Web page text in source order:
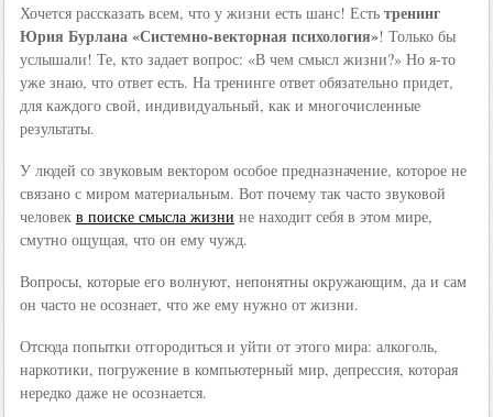
Хочется рассказать всем, что у жизни есть шанс! Есть тренинг
Юрия Бурлана «Системно-векторная психология»! Только бы
услышали! Те, кто задает вопрос: «В чем смысл жизни?» Но я-то
уже знаю, что ответ есть. На тренинге ответ обязательно придет,
для каждого свой, индивидуальный, как и многочисленные
результаты.
У людей со звуковым вектором особое предназначение, которое не
связано с миром материальным. Вот почему так часто звуковой
человек в поиске смысла жизни не находит себя в этом мире,
смутно ощущая, что он ему чужд.
Вопросы, которые его волнуют, непонятны окружающим, да и сам
он часто не осознает, что же ему нужно от жизни.
Отсюда попытки отгородиться и уйти от этого мира: алкоголь,
наркотики, погружение в компьютерный мир, депрессия, которая
нередко даже не осознается.